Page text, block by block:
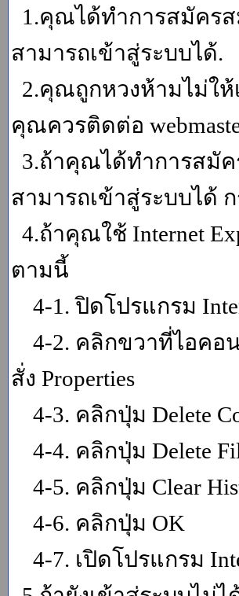
1.คุณได้ทำการสมัคร
สามารถเข้าสู่ระบบได้.
2.คุณถูกหวงห้ามไม่ให้
คุณควรติดต่อ
3.ถ้าคุณได้ทำการสมั
สามารถเข้าสู่ระบบได้
4.ถ้าคุณใช้ Internet
ตามนี้
4-1. ปิดโปรแกรม
4-2. คลิกขวาที่ไอคอน
สั่ง Properties
4-3. คลิกปุ่ม Delete
4-4. คลิกปุ่ม Delete
4-5. คลิกปุ่ม Clear
4-6. คลิกปุ่ม OK
4-7. เปิดโปรแกรม